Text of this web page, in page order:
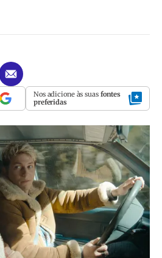
Nos adicione às suas fontes
preferidas